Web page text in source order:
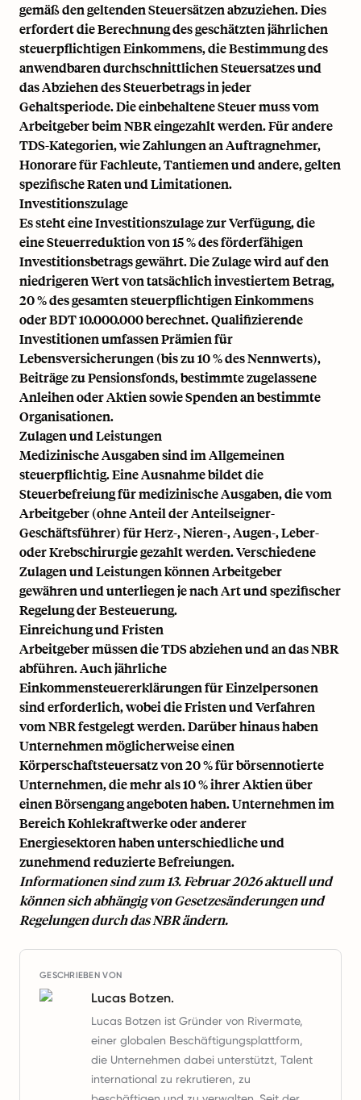
gemäß den geltenden Steuersätzen abzuziehen. Dies
erfordert die Berechnung des geschätzten jährlichen
steuerpflichtigen Einkommens, die Bestimmung des
anwendbaren durchschnittlichen Steuersatzes und
das Abziehen des Steuerbetrags in jeder
Gehaltsperiode. Die einbehaltene Steuer muss vom
Arbeitgeber beim NBR eingezahlt werden. Für andere
TDS-Kategorien, wie Zahlungen an Auftragnehmer,
Honorare für Fachleute, Tantiemen und andere, gelten
spezifische Raten und Limitationen.
Investitionszulage
Es steht eine Investitionszulage zur Verfügung, die
eine Steuerreduktion von 15 % des förderfähigen
Investitionsbetrags gewährt. Die Zulage wird auf den
niedrigeren Wert von tatsächlich investiertem Betrag,
20 % des gesamten steuerpflichtigen Einkommens
oder BDT 10.000.000 berechnet. Qualifizierende
Investitionen umfassen Prämien für
Lebensversicherungen (bis zu 10 % des Nennwerts),
Beiträge zu Pensionsfonds, bestimmte zugelassene
Anleihen oder Aktien sowie Spenden an bestimmte
Organisationen.
Zulagen und Leistungen
Medizinische Ausgaben sind im Allgemeinen
steuerpflichtig. Eine Ausnahme bildet die
Steuerbefreiung für medizinische Ausgaben, die vom
Arbeitgeber (ohne Anteil der Anteilseigner-
Geschäftsführer) für Herz-, Nieren-, Augen-, Leber-
oder Krebschirurgie gezahlt werden. Verschiedene
Zulagen und Leistungen können Arbeitgeber
gewähren und unterliegen je nach Art und spezifischer
Regelung der Besteuerung.
Einreichung und Fristen
Arbeitgeber müssen die TDS abziehen und an das NBR
abführen. Auch jährliche
Einkommensteuererklärungen für Einzelpersonen
sind erforderlich, wobei die Fristen und Verfahren
vom NBR festgelegt werden. Darüber hinaus haben
Unternehmen möglicherweise einen
Körperschaftsteuersatz von 20 % für börsennotierte
Unternehmen, die mehr als 10 % ihrer Aktien über
einen Börsengang angeboten haben. Unternehmen im
Bereich Kohlekraftwerke oder anderer
Energiesektoren haben unterschiedliche und
zunehmend reduzierte Befreiungen.
Informationen sind zum 13. Februar 2026 aktuell und
können sich abhängig von Gesetzesänderungen und
Regelungen durch das NBR ändern.
GESCHRIEBEN VON
Lucas Botzen.
Lucas Botzen ist Gründer von Rivermate,
einer globalen Beschäftigungsplattform,
die Unternehmen dabei unterstützt, Talent
international zu rekrutieren, zu